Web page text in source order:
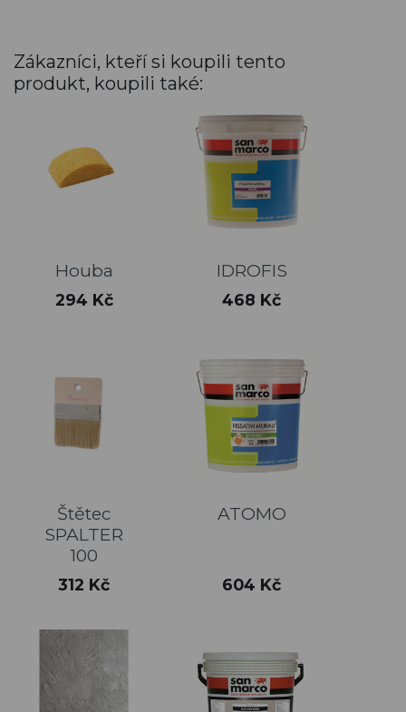
Zákazníci, kteří si koupili tento
produkt, koupili také:
Houba
Cena
294 Kč
IDROFIS
Cena
468 Kč
Štětec
SPALTER
100
Cena
312 Kč
ATOMO
Cena
604 Kč